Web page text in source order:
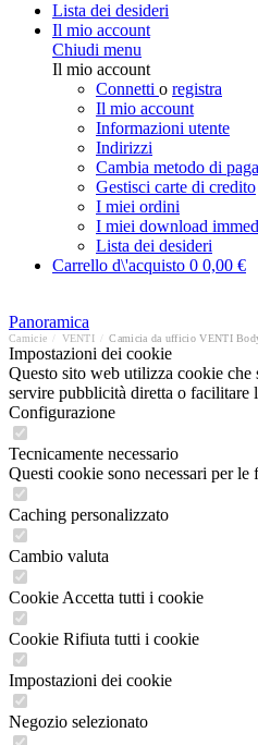
Lista dei desideri
Il mio account
Chiudi menu
Il mio account
Connetti o registra
Il mio account
Informazioni utente
Indirizzi
Cambia metodo di
Gestisci carte di credito
I miei ordini
I miei download
Lista dei desideri
Carrello d\'acquisto 0 0,00 €
Panoramica
Camicie VENTI Camicia da ufficio VENTI
Impostazioni dei cookie
Questo sito web utilizza cookie
servire pubblicità diretta o facilitare
Configurazione
Tecnicamente necessario
Questi cookie sono necessari per
Caching personalizzato
Cambio valuta
Cookie Accetta tutti i cookie
Cookie Rifiuta tutti i cookie
Impostazioni dei cookie
Negozio selezionato